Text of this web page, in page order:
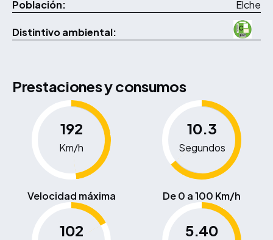
Población: Elche
Distintivo ambiental:
Prestaciones y consumos
192
Km/h
Velocidad máxima
10.3
Segundos
De 0 a 100 Km/h
102 5.40